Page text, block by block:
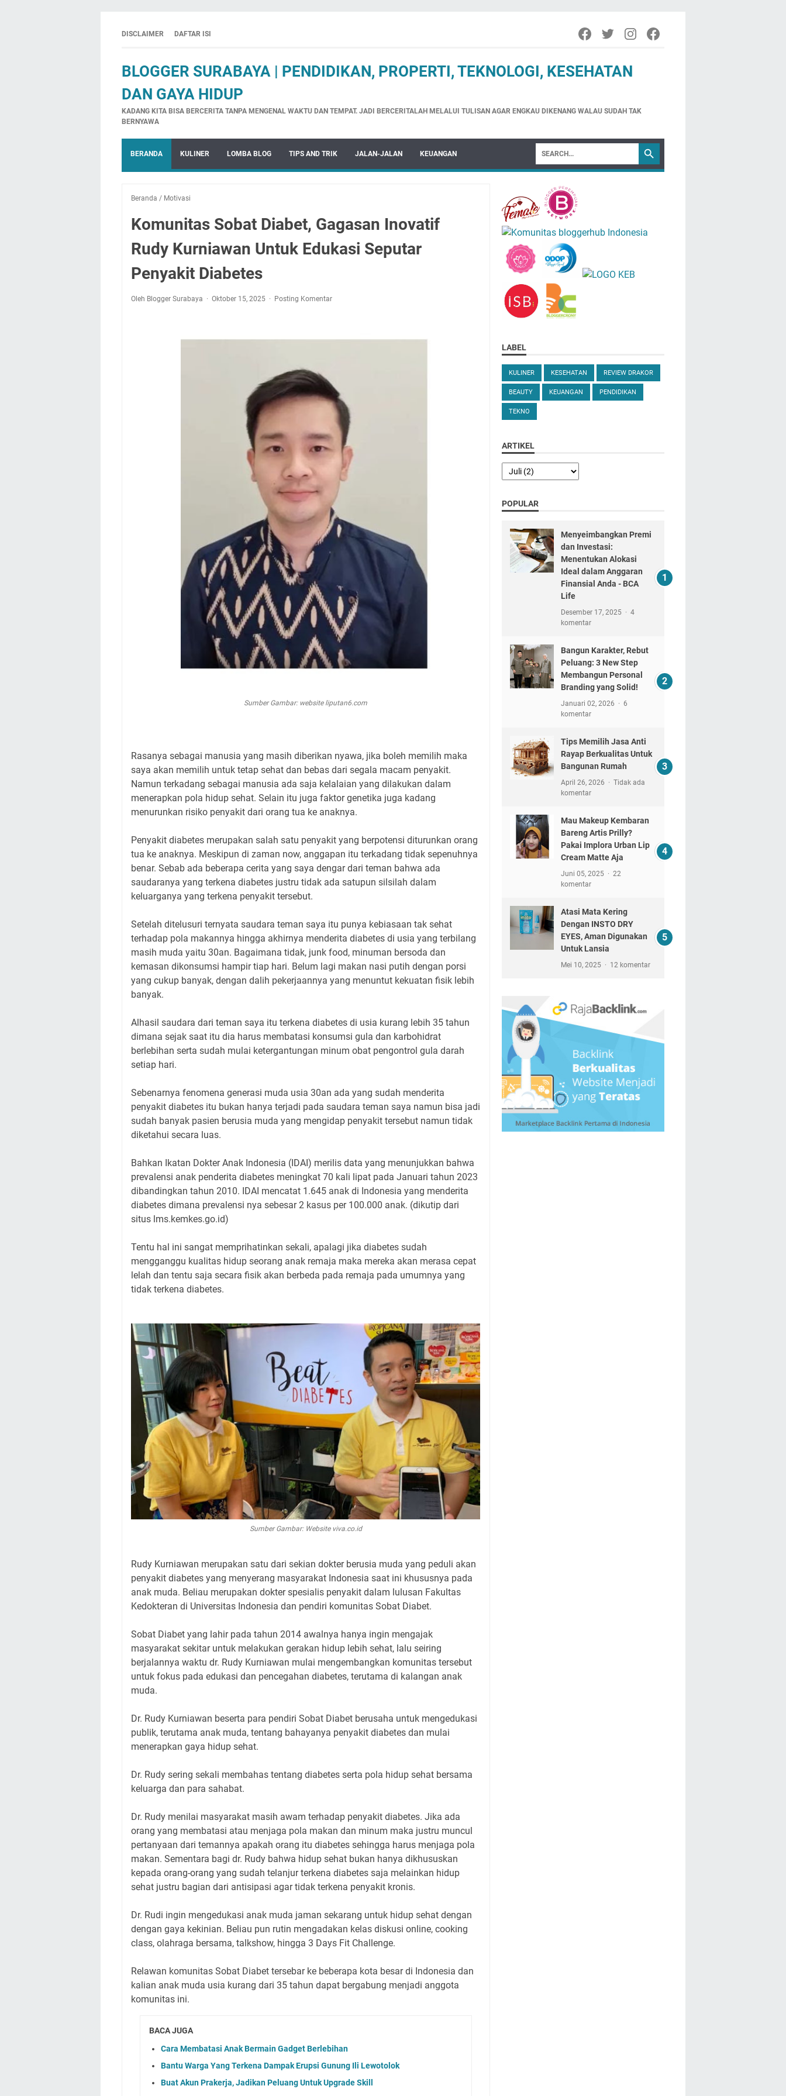
DISCLAIMER DAFTAR ISI
BLOGGER SURABAYA | PENDIDIKAN, PROPERTI, TEKNOLOGI, KESEHATAN
DAN GAYA HIDUP
KADANG KITA BISA BERCERITA TANPA MENGENAL WAKTU DAN TEMPAT. JADI BERCERITALAH MELALUI TULISAN AGAR ENGKAU DIKENANG WALAU SUDAH TAK
BERNYAWA
BERANDA KULINER LOMBA BLOG TIPS AND TRIK JALAN-JALAN KEUANGAN
Beranda / Motivasi
Komunitas Sobat Diabet, Gagasan Inovatif
Rudy Kurniawan Untuk Edukasi Seputar
Penyakit Diabetes
Oleh Blogger Surabaya Oktober 15, 2025 Posting Komentar
Sumber Gambar: website liputan6.com
Rasanya sebagai manusia yang masih diberikan nyawa, jika boleh memilih maka
saya akan memilih untuk tetap sehat dan bebas dari segala macam penyakit.
Namun terkadang sebagai manusia ada saja kelalaian yang dilakukan dalam
menerapkan pola hidup sehat. Selain itu juga faktor genetika juga kadang
menurunkan risiko penyakit dari orang tua ke anaknya.
Penyakit diabetes merupakan salah satu penyakit yang berpotensi diturunkan orang
tua ke anaknya. Meskipun di zaman now, anggapan itu terkadang tidak sepenuhnya
benar. Sebab ada beberapa cerita yang saya dengar dari teman bahwa ada
saudaranya yang terkena diabetes justru tidak ada satupun silsilah dalam
keluarganya yang terkena penyakit tersebut.
Setelah ditelusuri ternyata saudara teman saya itu punya kebiasaan tak sehat
terhadap pola makannya hingga akhirnya menderita diabetes di usia yang terbilang
masih muda yaitu 30an. Bagaimana tidak, junk food, minuman bersoda dan
kemasan dikonsumsi hampir tiap hari. Belum lagi makan nasi putih dengan porsi
yang cukup banyak, dengan dalih pekerjaannya yang menuntut kekuatan fisik lebih
banyak.
Alhasil saudara dari teman saya itu terkena diabetes di usia kurang lebih 35 tahun
dimana sejak saat itu dia harus membatasi konsumsi gula dan karbohidrat
berlebihan serta sudah mulai ketergantungan minum obat pengontrol gula darah
setiap hari.
Sebenarnya fenomena generasi muda usia 30an ada yang sudah menderita
penyakit diabetes itu bukan hanya terjadi pada saudara teman saya namun bisa jadi
sudah banyak pasien berusia muda yang mengidap penyakit tersebut namun tidak
diketahui secara luas.
Bahkan Ikatan Dokter Anak Indonesia (IDAI) merilis data yang menunjukkan bahwa
prevalensi anak penderita diabetes meningkat 70 kali lipat pada Januari tahun 2023
dibandingkan tahun 2010. IDAI mencatat 1.645 anak di Indonesia yang menderita
diabetes dimana prevalensi nya sebesar 2 kasus per 100.000 anak. (dikutip dari
situs lms.kemkes.go.id)
Tentu hal ini sangat memprihatinkan sekali, apalagi jika diabetes sudah
mengganggu kualitas hidup seorang anak remaja maka mereka akan merasa cepat
lelah dan tentu saja secara fisik akan berbeda pada remaja pada umumnya yang
tidak terkena diabetes.
Sumber Gambar: Website viva.co.id
Rudy Kurniawan merupakan satu dari sekian dokter berusia muda yang peduli akan
penyakit diabetes yang menyerang masyarakat Indonesia saat ini khususnya pada
anak muda. Beliau merupakan dokter spesialis penyakit dalam lulusan Fakultas
Kedokteran di Universitas Indonesia dan pendiri komunitas Sobat Diabet.
Sobat Diabet yang lahir pada tahun 2014 awalnya hanya ingin mengajak
masyarakat sekitar untuk melakukan gerakan hidup lebih sehat, lalu seiring
berjalannya waktu dr. Rudy Kurniawan mulai mengembangkan komunitas tersebut
untuk fokus pada edukasi dan pencegahan diabetes, terutama di kalangan anak
muda.
Dr. Rudy Kurniawan beserta para pendiri Sobat Diabet berusaha untuk mengedukasi
publik, terutama anak muda, tentang bahayanya penyakit diabetes dan mulai
menerapkan gaya hidup sehat.
Dr. Rudy sering sekali membahas tentang diabetes serta pola hidup sehat bersama
keluarga dan para sahabat.
Dr. Rudy menilai masyarakat masih awam terhadap penyakit diabetes. Jika ada
orang yang membatasi atau menjaga pola makan dan minum maka justru muncul
pertanyaan dari temannya apakah orang itu diabetes sehingga harus menjaga pola
makan. Sementara bagi dr. Rudy bahwa hidup sehat bukan hanya dikhususkan
kepada orang-orang yang sudah telanjur terkena diabetes saja melainkan hidup
sehat justru bagian dari antisipasi agar tidak terkena penyakit kronis.
Dr. Rudi ingin mengedukasi anak muda jaman sekarang untuk hidup sehat dengan
dengan gaya kekinian. Beliau pun rutin mengadakan kelas diskusi online, cooking
class, olahraga bersama, talkshow, hingga 3 Days Fit Challenge.
Relawan komunitas Sobat Diabet tersebar ke beberapa kota besar di Indonesia dan
kalian anak muda usia kurang dari 35 tahun dapat bergabung menjadi anggota
komunitas ini.
BACA JUGA
Cara Membatasi Anak Bermain Gadget Berlebihan
Bantu Warga Yang Terkena Dampak Erupsi Gunung Ili Lewotolok
Buat Akun Prakerja, Jadikan Peluang Untuk Upgrade Skill
LABEL
KULINER KESEHATAN REVIEW DRAKOR
BEAUTY KEUANGAN PENDIDIKAN
TEKNO
ARTIKEL
POPULAR
Menyeimbangkan Premi
dan Investasi:
Menentukan Alokasi
Ideal dalam Anggaran
Finansial Anda - BCA
Life
Desember 17, 2025
4
komentar
Bangun Karakter, Rebut
Peluang: 3 New Step
Membangun Personal
Branding yang Solid!
Januari 02, 2026
6
komentar
Tips Memilih Jasa Anti
Rayap Berkualitas Untuk
Bangunan Rumah
April 26, 2026
Tidak ada
komentar
Mau Makeup Kembaran
Bareng Artis Prilly?
Pakai Implora Urban Lip
Cream Matte Aja
Juni 05, 2025
22
komentar
Atasi Mata Kering
Dengan INSTO DRY
EYES, Aman Digunakan
Untuk Lansia
Mei 10, 2025 12 komentar